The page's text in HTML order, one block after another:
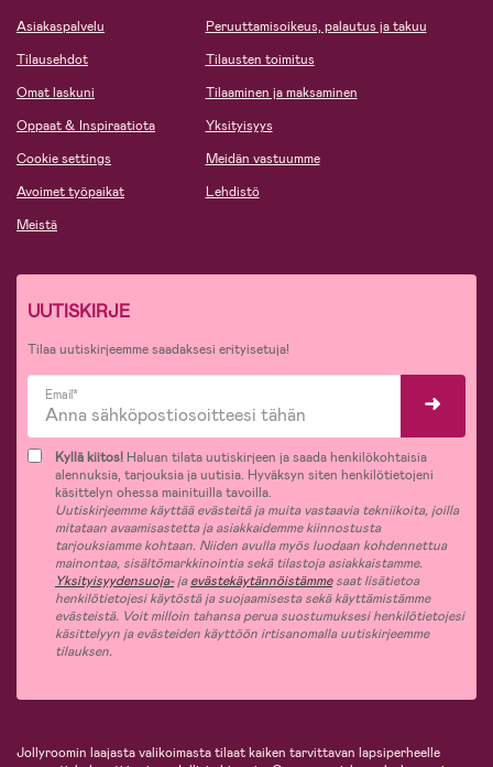
Asiakaspalvelu
Tilausehdot
Omat laskuni
Oppaat & Inspiraatiota
Cookie settings
Avoimet työpaikat
Meistä
Peruuttamisoikeus, palautus ja takuu
Tilausten toimitus
Tilaaminen ja maksaminen
Yksityisyys
Meidän vastuumme
Lehdistö
UUTISKIRJE
Tilaa uutiskirjeemme saadaksesi erityisetuja!
Email*
Kyllä kiitos! Haluan tilata uutiskirjeen ja saada henkilökohtaisia
alennuksia, tarjouksia ja uutisia. Hyväksyn siten henkilötietojeni
käsittelyn ohessa mainituilla tavoilla.
Uutiskirjeemme käyttää evästeitä ja muita vastaavia tekniikoita, joilla
mitataan avaamisastetta ja asiakkaidemme kiinnostusta
tarjouksiamme kohtaan. Niiden avulla myös luodaan kohdennettua
mainontaa, sisältömarkkinointia sekä tilastoja asiakkaistamme.
Yksityisyydensuoja-jaevästekäytännöistämmesaat lisätietoa
henkilötietojesi käytöstä ja suojaamisesta sekä käyttämistämme
evästeistä. Voit milloin tahansa perua suostumuksesi henkilötietojesi
käsittelyyn ja evästeiden käyttöön irtisanomalla uutiskirjeemme
tilauksen.
Jollyroomin laajasta valikoimasta tilaat kaiken tarvittavan lapsiperheelle